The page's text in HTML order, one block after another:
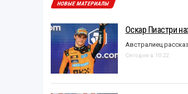
НОВЫЕ МАТЕРИАЛЫ
Оскар Пиастри
Австралиец
Сегодня в 10:22